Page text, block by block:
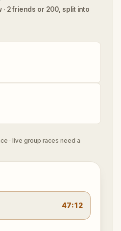
· 2 friends or 200, split into
· live group races need a
47:12